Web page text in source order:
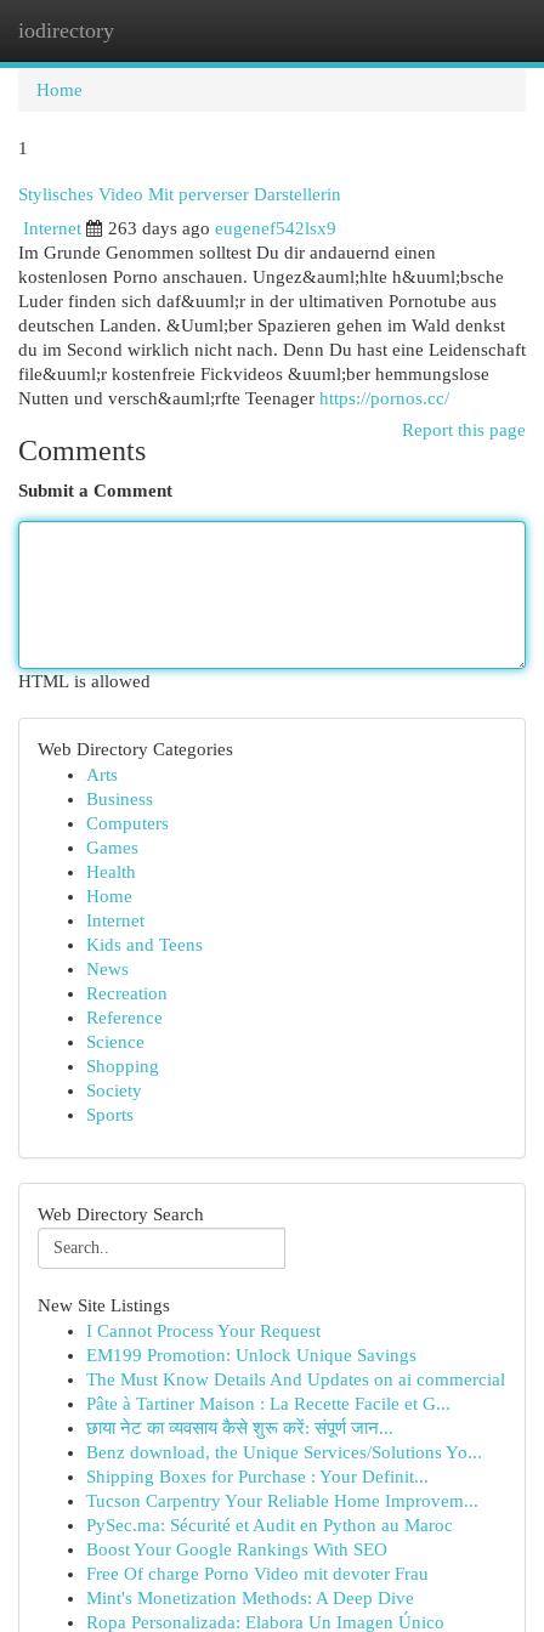
iodirectory
Home
1
Stylisches Video Mit perverser Darstellerin
Internet
263 days ago eugenef542lsx9
Im Grunde Genommen solltest Du dir andauernd einen
kostenlosen Porno anschauen. Ungez&auml;hlte h&uuml;bsche
Luder finden sich daf&uuml;r in der ultimativen Pornotube aus
deutschen Landen. &Uuml;ber Spazieren gehen im Wald denkst
du im Second wirklich nicht nach. Denn Du hast eine Leidenschaft
file&uuml;r kostenfreie Fickvideos &uuml;ber hemmungslose
Nutten und versch&auml;rfte Teenager https://pornos.cc/
Report this page
Comments
Submit a Comment
HTML is allowed
Web Directory Categories
Arts
Business
Computers
Games
Health
Home
Internet
Kids and Teens
News
Recreation
Reference
Science
Shopping
Society
Sports
Web Directory Search
New Site Listings
I Cannot Process Your Request
EM199 Promotion: Unlock Unique Savings
The Must Know Details And Updates on ai commercial
Pâte à Tartiner Maison : La Recette Facile et G...
छाया नेट का व्यवसाय कैसे शुरू करें: संपूर्ण जान...
Benz download, the Unique Services/Solutions Yo...
Shipping Boxes for Purchase : Your Definit...
Tucson Carpentry Your Reliable Home Improvem...
PySec.ma: Sécurité et Audit en Python au Maroc
Boost Your Google Rankings With SEO
Free Of charge Porno Video mit devoter Frau
Mint's Monetization Methods: A Deep Dive
Ropa Personalizada: Elabora Un Imagen Único